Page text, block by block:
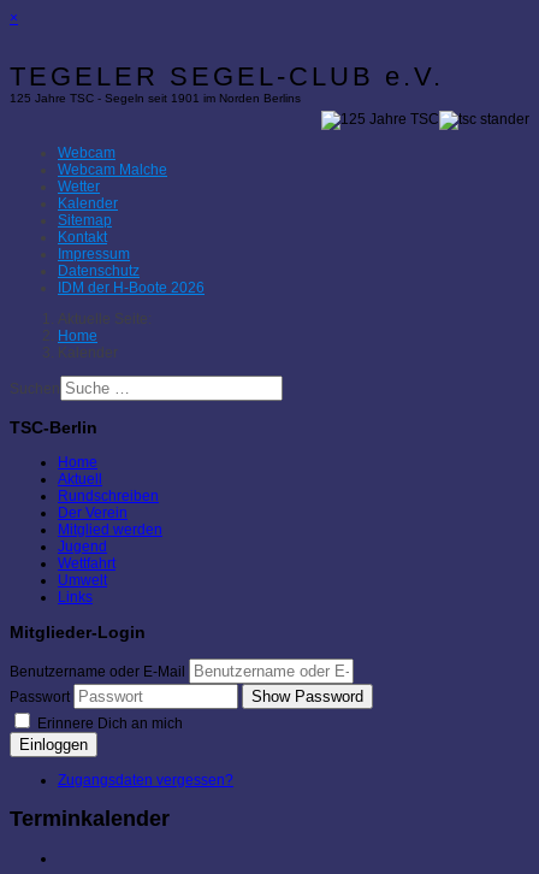
×
TEGELER SEGEL-CLUB e.V.
125 Jahre TSC - Segeln seit 1901 im Norden Berlins
Webcam
Webcam Malche
Wetter
Kalender
Sitemap
Kontakt
Impressum
Datenschutz
IDM der H-Boote 2026
Aktuelle Seite:
Home
Kalender
Suchen
TSC-Berlin
Home
Aktuell
Rundschreiben
Der Verein
Mitglied werden
Jugend
Wettfahrt
Umwelt
Links
Mitglieder-Login
Benutzername oder E-Mail
Passwort
Show Password
Erinnere Dich an mich
Einloggen
Zugangsdaten vergessen?
Terminkalender